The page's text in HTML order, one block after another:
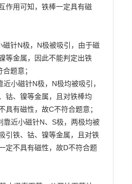
作用可知，铁棒一定具有磁
磁针N极，N极被吸引，由于磁
等金属，因此不能判定出铁
题意；
小磁针N极，N极均被吸引，
钴、镍等金属，且对铁棒均
具有磁性，故C不符合题意；
靠近小磁针N、S极，两极均被
引铁、钴、镍等金属，且对铁
定不具有磁性，故D不符合题